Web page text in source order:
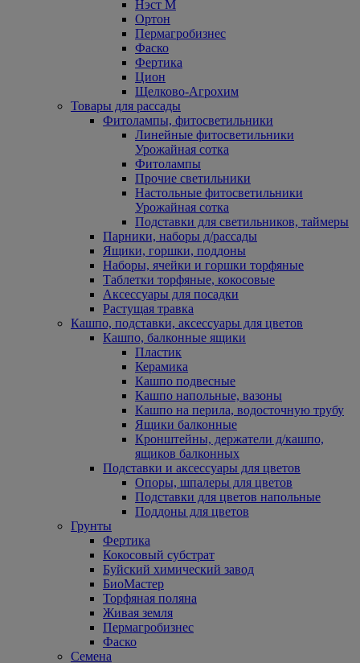
Нэст М
Ортон
Пермагробизнес
Фаско
Фертика
Цион
Щелково-Агрохим
Товары для рассады
Фитолампы, фитосветильники
Линейные фитосветильники
Урожайная сотка
Фитолампы
Прочие светильники
Настольные фитосветильники
Урожайная сотка
Подставки для светильников, таймеры
Парники, наборы д/рассады
Ящики, горшки, поддоны
Наборы, ячейки и горшки торфяные
Таблетки торфяные, кокосовые
Аксессуары для посадки
Растущая травка
Кашпо, подставки, аксессуары для цветов
Кашпо, балконные ящики
Пластик
Керамика
Кашпо подвесные
Кашпо напольные, вазоны
Кашпо на перила, водосточную трубу
Ящики балконные
Кронштейны, держатели д/кашпо,
ящиков балконных
Подставки и аксессуары для цветов
Опоры, шпалеры для цветов
Подставки для цветов напольные
Поддоны для цветов
Грунты
Фертика
Кокосовый субстрат
Буйский химический завод
БиоМастер
Торфяная поляна
Живая земля
Пермагробизнес
Фаско
Семена